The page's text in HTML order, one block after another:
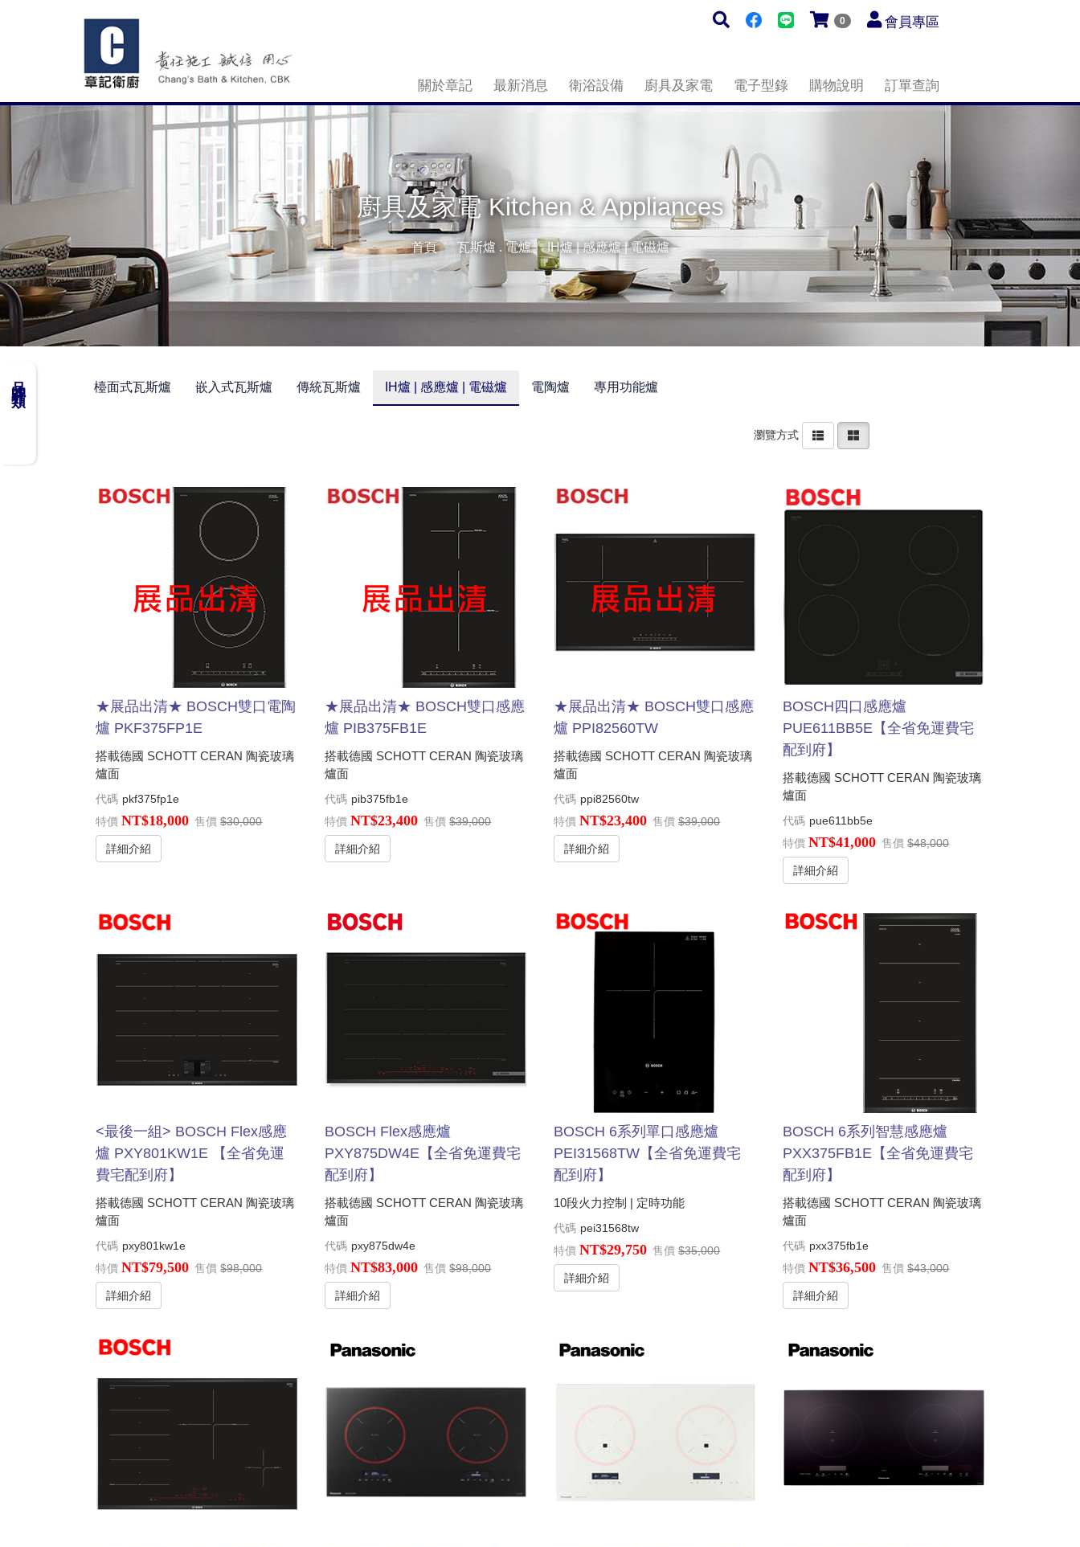
0 會員專區
關於章記 最新消息 衛浴設備 廚具及家電 電子型錄 購物說明 訂單查詢
廚具及家電 Kitchen & Appliances
首頁 瓦斯爐 . 電爐 IH爐 | 感應爐 | 電磁爐
品牌分類
檯面式瓦斯爐 嵌入式瓦斯爐 傳統瓦斯爐 IH爐 | 感應爐 | 電磁爐 電陶爐 專用功能爐
瀏覽方式
★展品出清★ BOSCH雙口電陶
爐 PKF375FP1E
搭載德國 SCHOTT CERAN 陶瓷玻璃
爐面
代碼 pkf375fp1e
特價 NT$18,000 售價 $30,000
詳細介紹
★展品出清★ BOSCH雙口感應
爐 PIB375FB1E
搭載德國 SCHOTT CERAN 陶瓷玻璃
爐面
代碼 pib375fb1e
特價 NT$23,400 售價 $39,000
詳細介紹
★展品出清★ BOSCH雙口感應
爐 PPI82560TW
搭載德國 SCHOTT CERAN 陶瓷玻璃
爐面
代碼 ppi82560tw
特價 NT$23,400 售價 $39,000
詳細介紹
BOSCH四口感應爐
PUE611BB5E【全省免運費宅
配到府】
搭載德國 SCHOTT CERAN 陶瓷玻璃
爐面
代碼 pue611bb5e
特價 NT$41,000 售價 $48,000
詳細介紹
<最後一組> BOSCH Flex感應
爐 PXY801KW1E 【全省免運
費宅配到府】
搭載德國 SCHOTT CERAN 陶瓷玻璃
爐面
代碼 pxy801kw1e
特價 NT$79,500 售價 $98,000
詳細介紹
BOSCH Flex感應爐
PXY875DW4E【全省免運費宅
配到府】
搭載德國 SCHOTT CERAN 陶瓷玻璃
爐面
代碼 pxy875dw4e
特價 NT$83,000 售價 $98,000
詳細介紹
BOSCH 6系列單口感應爐
PEI31568TW【全省免運費宅
配到府】
10段火力控制 | 定時功能
代碼 pei31568tw
特價 NT$29,750 售價 $35,000
詳細介紹
BOSCH 6系列智慧感應爐
PXX375FB1E【全省免運費宅
配到府】
搭載德國 SCHOTT CERAN 陶瓷玻璃
爐面
代碼 pxx375fb1e
特價 NT$36,500 售價 $43,000
詳細介紹